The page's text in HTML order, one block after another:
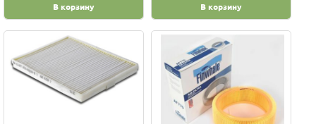
В корзину В корзину